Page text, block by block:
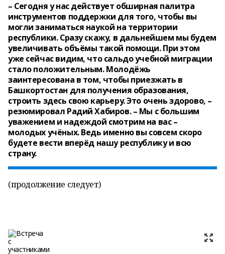
– Сегодня у нас действует обширная палитра
инструментов поддержки для того, чтобы вы
могли заниматься наукой на территории
республики. Сразу скажу, в дальнейшем мы будем
увеличивать объёмы такой помощи. При этом
уже сейчас видим, что сальдо учебной миграции
стало положительным. Молодёжь
заинтересована в том, чтобы приезжать в
Башкортостан для получения образования,
строить здесь свою карьеру. Это очень здорово, –
резюмировал Радий Хабиров. – Мы с большим
уважением и надеждой смотрим на вас –
молодых учёных. Ведь именно вы совсем скоро
будете вести вперёд нашу республику и всю
страну.
(продолжение следует)